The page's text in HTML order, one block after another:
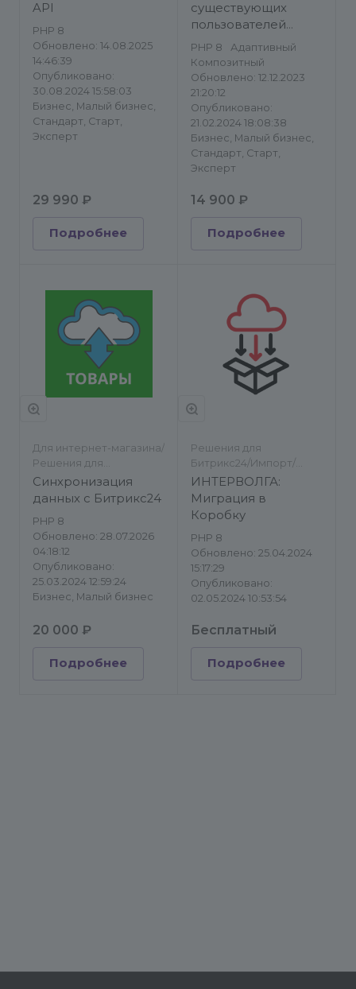
API
PHP 8
Обновлено: 14.08.2025
14:46:39
Опубликовано:
30.08.2024 15:58:03
Бизнес, Малый бизнес,
Стандарт, Старт,
Эксперт
29 990 ₽
Подробнее
существующих
пользователей
Битрикс24
PHP 8
Адаптивный
Композитный
Обновлено: 12.12.2023
21:20:12
Опубликовано:
21.02.2024 18:08:38
Бизнес, Малый бизнес,
Стандарт, Старт,
Эксперт
14 900 ₽
Подробнее
Для интернет-магазина/
Решения для
Битрикс24/Импорт/
экспорт
Синхронизация
данных с Битрикс24
PHP 8
Обновлено: 28.07.2026
04:18:12
Опубликовано:
25.03.2024 12:59:24
Бизнес, Малый бизнес
20 000 ₽
Подробнее
Решения для
Битрикс24/Импорт/
экспорт
ИНТЕРВОЛГА:
Миграция в
Коробку
PHP 8
Обновлено: 25.04.2024
15:17:29
Опубликовано:
02.05.2024 10:53:54
Бесплатный
Подробнее